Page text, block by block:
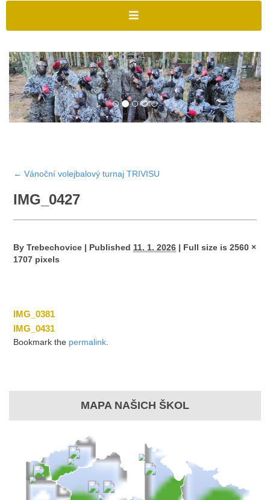
← Vánoční volejbalový turnaj TRIVISU
IMG_0427
By Trebechovice | Published 11. 1. 2026 | Full size is2560 ×
1707 pixels
IMG_0381
IMG_0431
Bookmark the permalink
MAPA NAŠICH ŠKOL